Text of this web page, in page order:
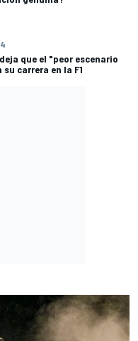
que el "peor escenario
carrera en la F1